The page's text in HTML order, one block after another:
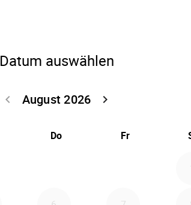
Datum auswählen
August 2026
keyboard_arrow_left
keyboard_arrow_right
Do Fr